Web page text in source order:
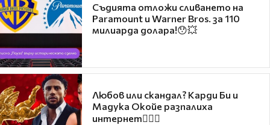
Съдията отложи сливането на
Paramount и Warner Bros. за 110
милиарда долара!😯💥
Любов или скандал? Карди Би и
Мадука Окойе разпалиха
интернет❤️‍🔥🔥